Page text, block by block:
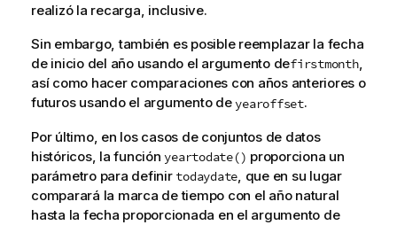
realizó la recarga, inclusive.
Sin embargo, también es posible reemplazar la fecha
de inicio del año usando el argumento defirstmonth,
así como hacer comparaciones con años anteriores o
futuros usando el argumento deyearoffset.
Por último, en los casos de conjuntos de datos
históricos, la funciónyeartodate() proporciona un
parámetro para definir todaydate, que en su lugar
comparará la marca de tiempo con el año natural
hasta la fecha proporcionada en el argumento de